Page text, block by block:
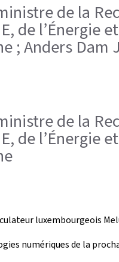
de la
de l’Énergie
; Anders Dam
de la
de l’Énergie
luxembourgeois
numériques de la